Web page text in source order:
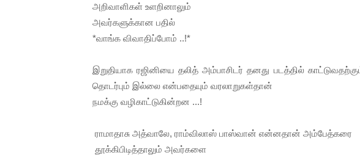
அறிவாளிகள் உளறினாலும்
அவர்களுக்கான பதில்
*வாங்க விவாதிப்போம் ..!*
இறுதியாக ரஜினியை தலித் அம்பாசிடர் தனது படத்தில்
தொடர்பும் இல்லை என்பதையும் வரலாறுகள்தான்
நமக்கு வழிகாட்டுகின்றன ...!
ராமாதாசு அத்வாலே, ராம்விலாஸ் பாஸ்வான் என்னதான் அம்பேத்கரை
தூக்கிபிடித்தாலும் அவர்களை